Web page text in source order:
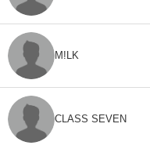
M!LK
CLASS SEVEN